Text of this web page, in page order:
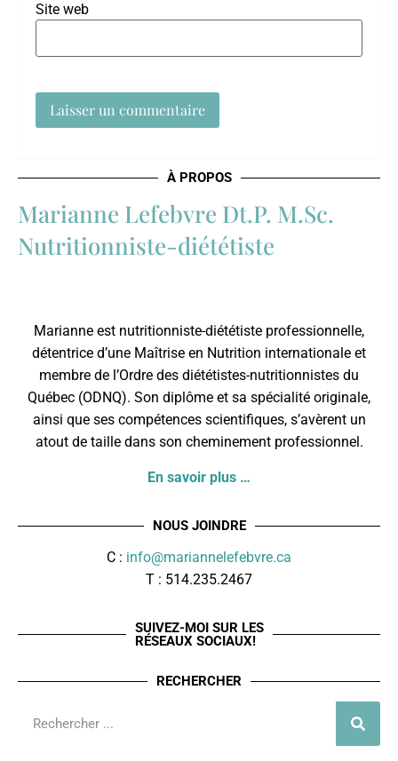
Site web
À PROPOS
Marianne Lefebvre Dt.P. M.Sc.
Nutritionniste-diététiste
Marianne est nutritionniste-diététiste professionnelle,
détentrice d’une Maîtrise en Nutrition internationale et
membre de l’Ordre des diététistes-nutritionnistes du
Québec (ODNQ). Son diplôme et sa spécialité originale,
ainsi que ses compétences scientifiques, s’avèrent un
atout de taille dans son cheminement professionnel.
En savoir plus …
NOUS JOINDRE
C : info@mariannelefebvre.ca
T : 514.235.2467
SUIVEZ-MOI SUR LES
RÉSEAUX SOCIAUX!
RECHERCHER